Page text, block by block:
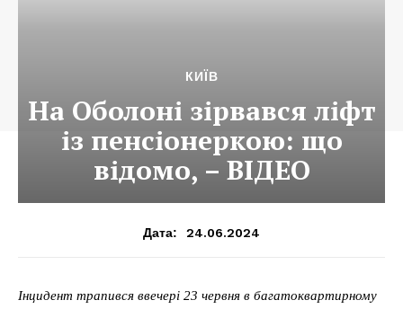
КИЇВ
На Оболоні зірвався ліфт
із пенсіонеркою: що
відомо, – ВІДЕО
Дата: 24.06.2024
Інцидент трапився ввечері 23 червня в багатоквартирному